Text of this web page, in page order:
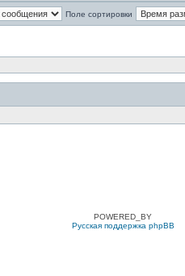
Поле сортировки
POWERED_BY
Русская поддержка phpBB